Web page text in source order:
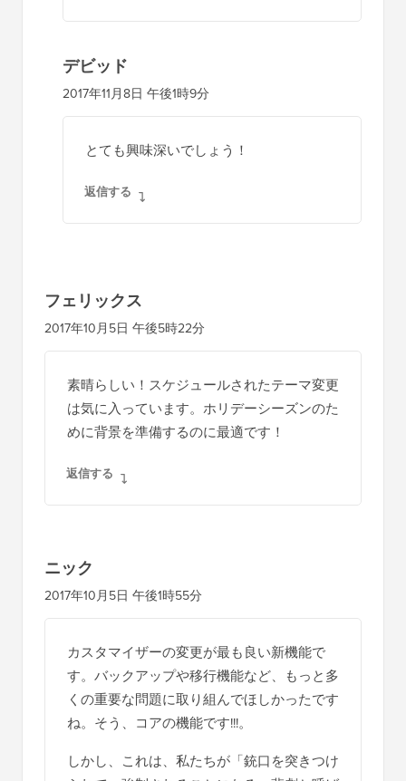
デビッド
2017年11月8日 午後1時9分
とても興味深いでしょう！
返信する
フェリックス
2017年10月5日 午後5時22分
素晴らしい！スケジュールされたテーマ変更
は気に入っています。ホリデーシーズンのた
めに背景を準備するのに最適です！
返信する
ニック
2017年10月5日 午後1時55分
カスタマイザーの変更が最も良い新機能で
す。バックアップや移行機能など、もっと多
くの重要な問題に取り組んでほしかったです
ね。そう、コアの機能です!!!。
しかし、これは、私たちが「銃口を突きつけ